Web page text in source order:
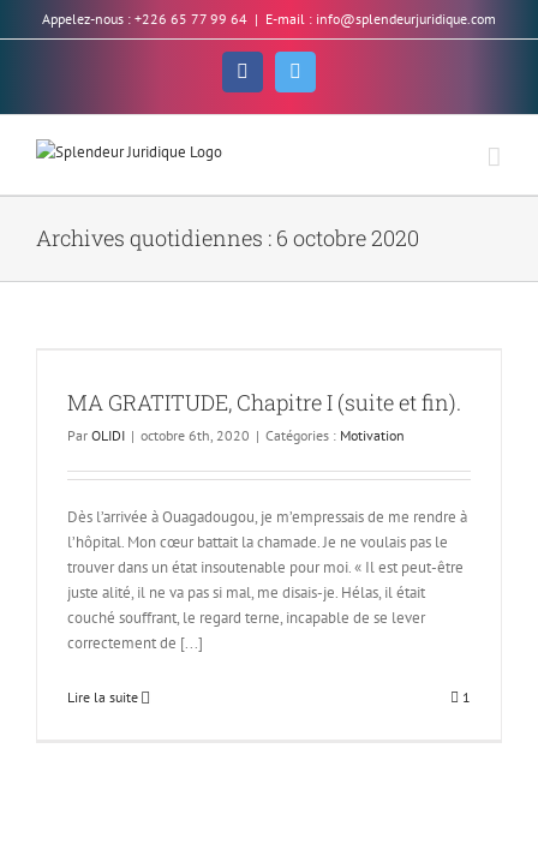
to
Appelez-nous : +226 65 77 99 64 | E-mail : info@splendeurjuridique.com
Facebook
Archives quotidiennes : 6 octobre 2020
MA GRATITUDE, Chapitre I (suite et fin).
Par OLIDI | octobre 6th, 2020 | Catégories : Motivation
Dès l’arrivée à Ouagadougou, je m’empressais de me rendre à
l’hôpital. Mon cœur battait la chamade. Je ne voulais pas le
trouver dans un état insoutenable pour moi. « Il est peut-être
juste alité, il ne va pas si mal, me disais-je. Hélas, il était
couché souffrant, le regard terne, incapable de se lever
correctement de [...]
Lire la suite 1